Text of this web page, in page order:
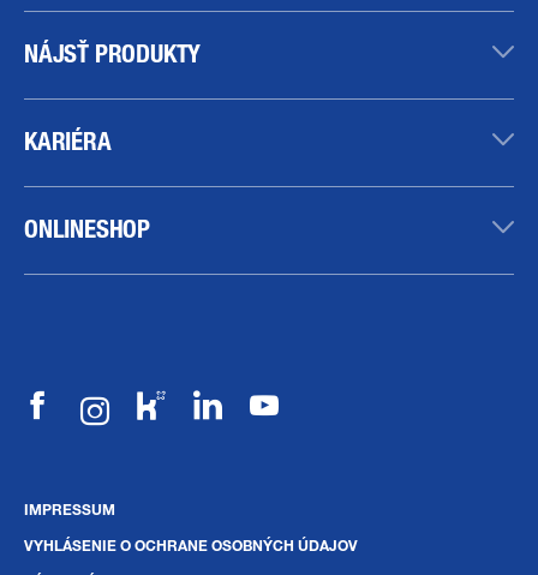
NÁJSŤ PRODUKTY
KARIÉRA
ONLINESHOP
IMPRESSUM
VYHLÁSENIE O OCHRANE OSOBNÝCH ÚDAJOV